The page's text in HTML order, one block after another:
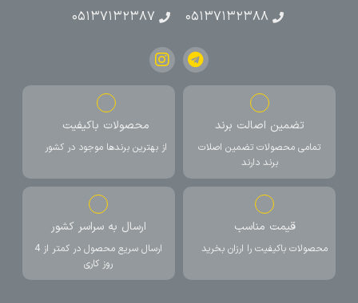
۰۵۱۳۷۱۳۲۳۸۸
۰۵۱۳۷۱۳۲۳۸۷
تضمین اصالت برند
تمامی محصولات تضمین اصلات
برند دارند
محصولات باکیفیت
از بهترین برندها موجود در کشور
قیمت مناسب
محصولات باکیفیت را ارزان بخرید
ارسال به سراسر کشور
ارسال سریع محصول در کمتر از 4
روز کاری